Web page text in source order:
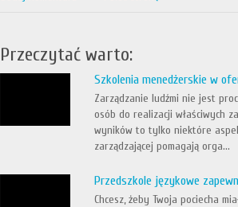
Przeczytać warto:
Szkolenia menedżerskie w
Zarządzanie ludźmi nie jest
osób do realizacji właściwych
wyników to tylko niektóre
zarządzającej pomagają orga...
Przedszkole językowe
Chcesz, żeby Twoja pociecha